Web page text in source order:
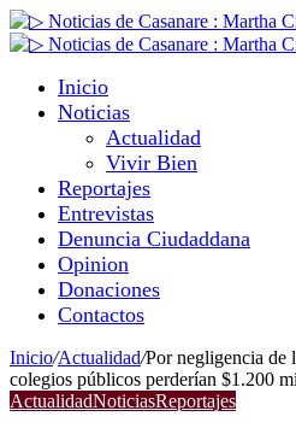
Inicio
Noticias
Actualidad
Vivir Bien
Reportajes
Entrevistas
Denuncia Ciudaddana
Opinion
Donaciones
Contactos
Inicio/Actualidad/Por negligencia de
colegios públicos perderían $1.200
ActualidadNoticiasReportajes